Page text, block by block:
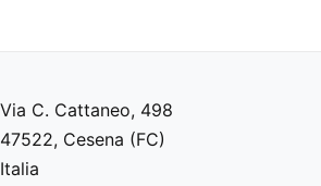
Via C. Cattaneo, 498
47522, Cesena (FC)
Italia